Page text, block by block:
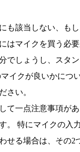
も該当しない、も
はマイクを買う必
でしょうし、スタ
イクが良いかにつ
さい。
て一点注意事項が
。 特にマイクの入
せる場合は、その2